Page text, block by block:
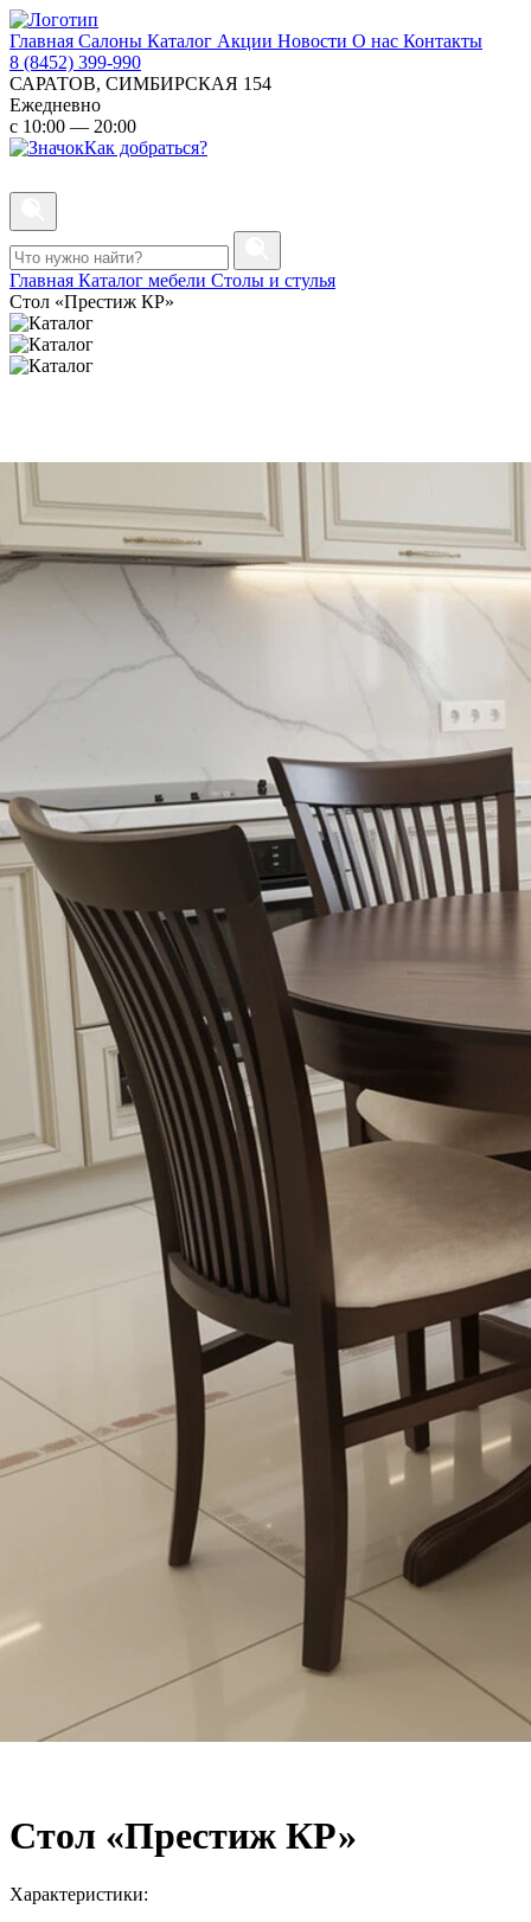
Главная Салоны Каталог Акции Новости О нас Контакты
8 (8452) 399-990
САРАТОВ, СИМБИРСКАЯ 154
Ежедневно
с 10:00 — 20:00
Как добраться?
Главная Каталог мебели Столы и стулья
Стол «Престиж КР»
Стол «Престиж КР»
Характеристики: